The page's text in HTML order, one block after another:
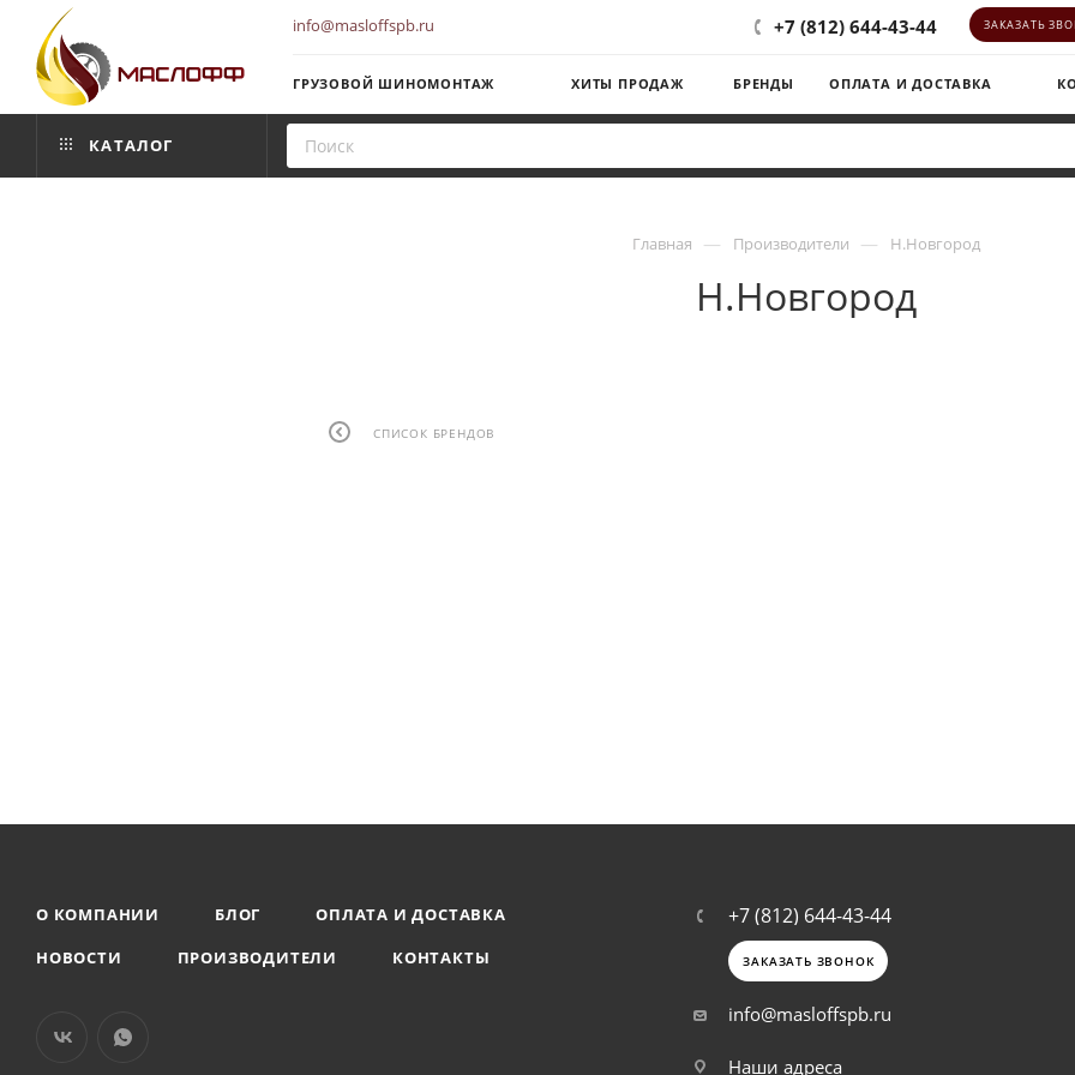
info@masloffspb.ru +7 (812) 644-43-44 ЗАКАЗАТЬ
ГРУЗОВОЙ ШИНОМОНТАЖ ХИТЫ ПРОДАЖ БРЕНДЫ ОПЛАТА И ДОСТАВКА
КАТАЛОГ
Главная — Производители — Н.Новгород
Н.Новгород
СПИСОК БРЕНДОВ
О КОМПАНИИ БЛОГ
ОПЛАТА И ДОСТАВКА
НОВОСТИ
ПРОИЗВОДИТЕЛИ КОНТАКТЫ
+7 (812) 644-43-44
ЗАКАЗАТЬ ЗВОНОК
info@masloffspb.ru
Наши адреса